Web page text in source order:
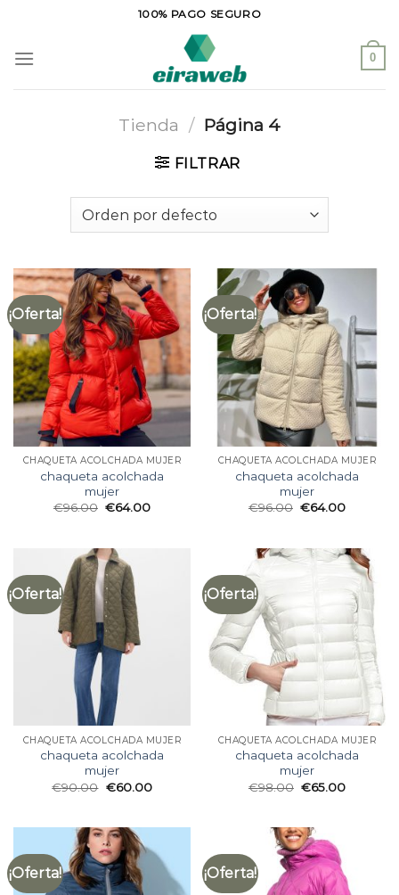
contenido
100% PAGO SEGURO
0
Tienda / Página 4
FILTRAR
¡Oferta!
CHAQUETA ACOLCHADA MUJER
chaqueta acolchada
mujer
€96.00 €64.00
¡Oferta!
CHAQUETA ACOLCHADA MUJER
chaqueta acolchada
mujer
€96.00 €64.00
¡Oferta!
CHAQUETA ACOLCHADA MUJER
chaqueta acolchada
mujer
€90.00 €60.00
¡Oferta!
CHAQUETA ACOLCHADA MUJER
chaqueta acolchada
mujer
€98.00 €65.00
¡Oferta! ¡Oferta!